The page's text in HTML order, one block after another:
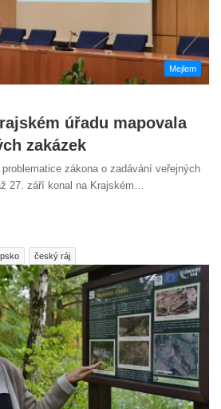
Mejlem
úřadu mapovala
zakázek
zákona o zadávání veřejných
27. září konal na Krajském…
český ráj